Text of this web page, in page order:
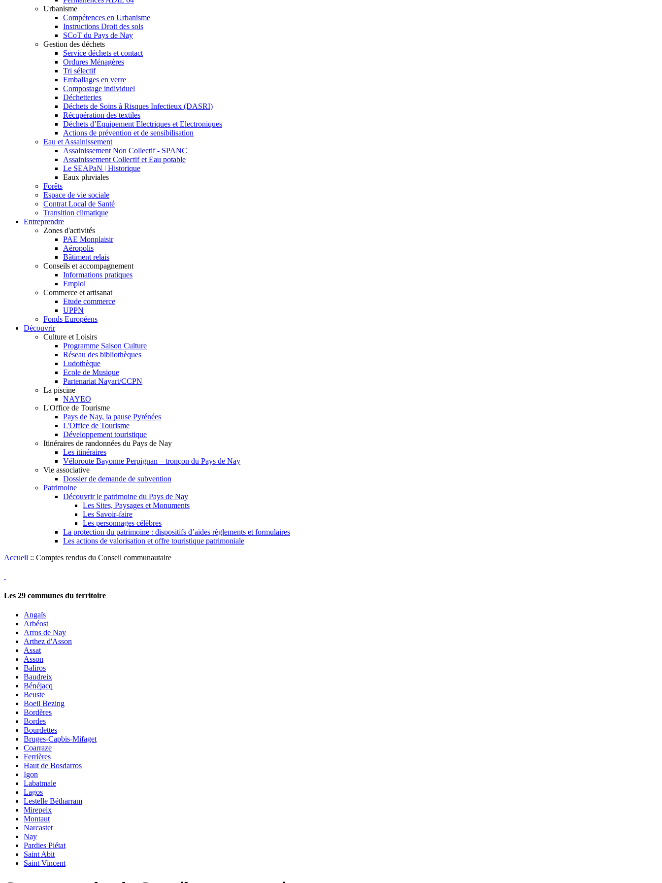
Urbanisme
Compétences en Urbanisme
Instructions Droit des sols
SCoT du Pays de Nay
Gestion des déchets
Service déchets et contact
Ordures Ménagères
Tri sélectif
Emballages en verre
Compostage individuel
Déchetteries
Déchets de Soins à Risques Infectieux (DASRI)
Récupération des textiles
Déchets d’Equipement Electriques et Electroniques
Actions de prévention et de sensibilisation
Eau et Assainissement
Assainissement Non Collectif - SPANC
Assainissement Collectif et Eau potable
Le SEAPaN | Historique
Eaux pluviales
Forêts
Espace de vie sociale
Contrat Local de Santé
Transition climatique
Entreprendre
Zones d'activités
PAE Monplaisir
Aéropolis
Bâtiment relais
Conseils et accompagnement
Informations pratiques
Emploi
Commerce et artisanat
Etude commerce
UPPN
Fonds Européens
Découvrir
Culture et Loisirs
Programme Saison Culture
Réseau des bibliothèques
Ludothèque
Ecole de Musique
Partenariat Nayart/CCPN
La piscine
NAYEO
L'Office de Tourisme
Pays de Nay, la pause Pyrénées
L'Office de Tourisme
Développement touristique
Itinéraires de randonnées du Pays de Nay
Les itinéraires
Véloroute Bayonne Perpignan – tronçon du Pays de Nay
Vie associative
Dossier de demande de subvention
Patrimoine
Découvrir le patrimoine du Pays de Nay
Les Sites, Paysages et Monuments
Les Savoir-faire
Les personnages célèbres
La protection du patrimoine : dispositifs d’aides règlements et formulaires
Les actions de valorisation et offre touristique patrimoniale
Accueil :: Comptes rendus du Conseil communautaire
Les 29 communes du territoire
Angaïs
Arbéost
Arros de Nay
Arthez d'Asson
Assat
Asson
Baliros
Baudreix
Bénéjacq
Beuste
Boeil Bezing
Bordères
Bordes
Bourdettes
Bruges-Capbis-Mifaget
Coarraze
Ferrières
Haut de Bosdarros
Igon
Labatmale
Lagos
Lestelle Bétharram
Mirepeix
Montaut
Narcastet
Nay
Pardies Piétat
Saint Abit
Saint Vincent